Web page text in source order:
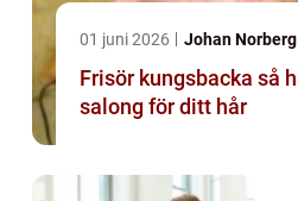
01 juni 2026 Johan Norberg
Frisör kungsbacka så hittar du rätt
salong för ditt hår